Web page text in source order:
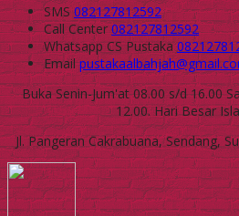
SMS082127812592
Call Center082127812592
WhatsappCS Pustaka
Email
Buka Senin-Jum'at 08.00 s/d 16.00
12.00. Hari Besar
Jl. Pangeran Cakrabuana, Sendang,